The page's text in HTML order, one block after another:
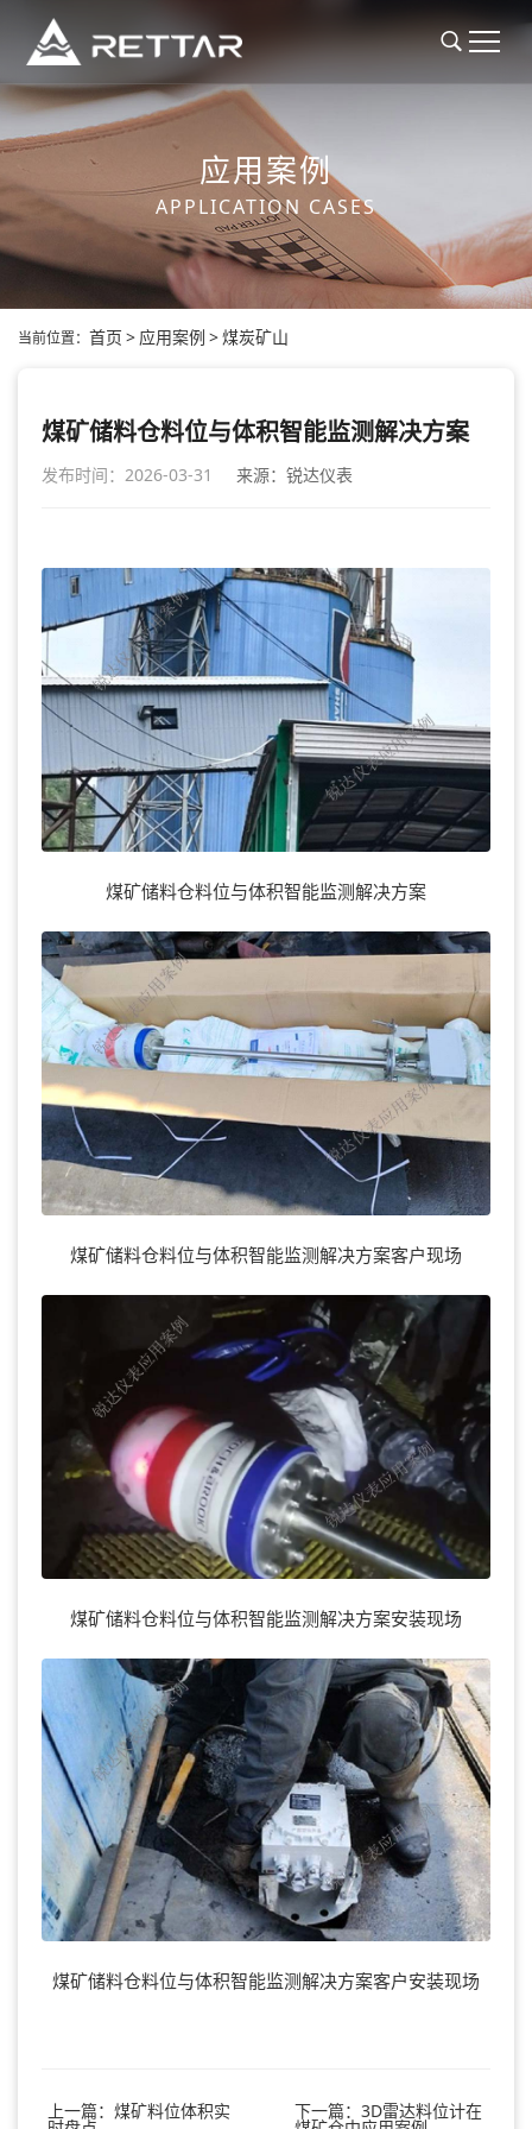
应用案例
APPLICATION CASES
当前位置： 首页 > 应用案例 >煤炭矿山
煤矿储料仓料位与体积智能监测解决方案
发布时间：2026-03-31 来源：锐达仪表
煤矿储料仓料位与体积智能监测解决方案
煤矿储料仓料位与体积智能监测解决方案客户现场
煤矿储料仓料位与体积智能监测解决方案安装现场
煤矿储料仓料位与体积智能监测解决方案客户安装现场
上一篇：煤矿料位体积实 下一篇：3D雷达料位计在